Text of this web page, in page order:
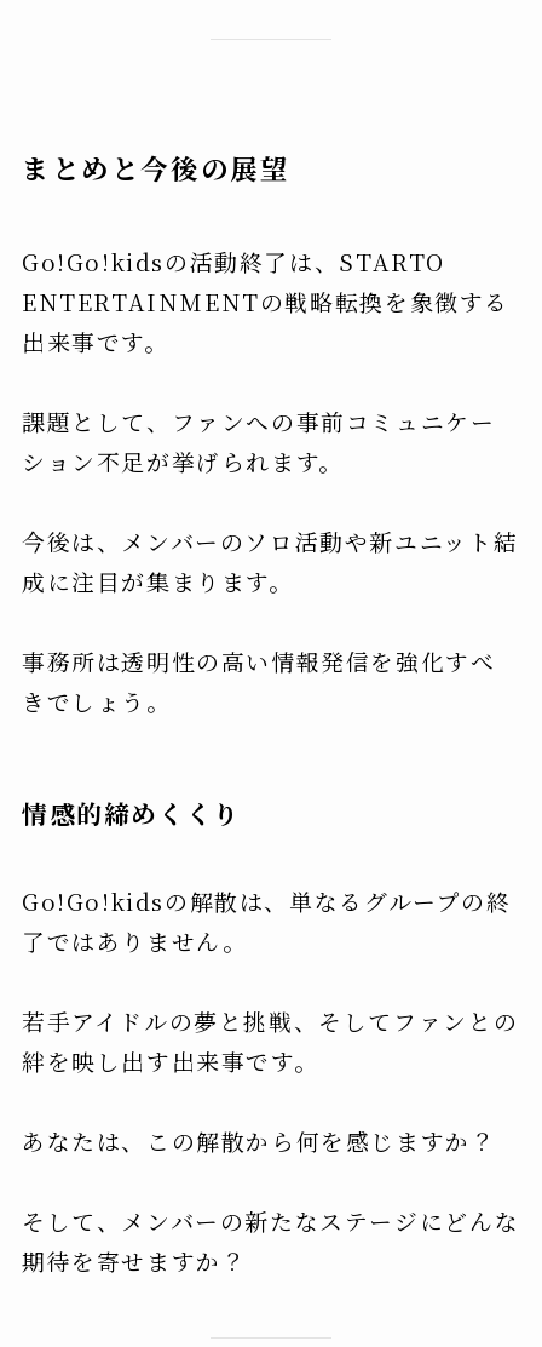
まとめと今後の展望
Go!Go!kidsの活動終了は、STARTO
ENTERTAINMENTの戦略転換を象徴する
出来事です。
課題として、ファンへの事前コミュニケー
ション不足が挙げられます。
今後は、メンバーのソロ活動や新ユニット結
成に注目が集まります。
事務所は透明性の高い情報発信を強化すべ
きでしょう。
情感的締めくくり
Go!Go!kidsの解散は、単なるグループの終
了ではありません。
若手アイドルの夢と挑戦、そしてファンとの
絆を映し出す出来事です。
あなたは、この解散から何を感じますか？
そして、メンバーの新たなステージにどんな
期待を寄せますか？